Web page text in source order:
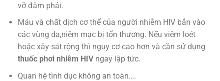
vỡ đâm phải.
Máu và chất dịch cơ thể của người nhiễm HIV bắn vào
các vùng da,niêm mạc bị tổn thương. Nếu viêm loét
hoặc xây sát rộng thì nguy cơ cao hơn và cần sử dụng
thuốc phơi nhiễm HIVngay lập tức.
Quan hệ tình dục không an toàn….